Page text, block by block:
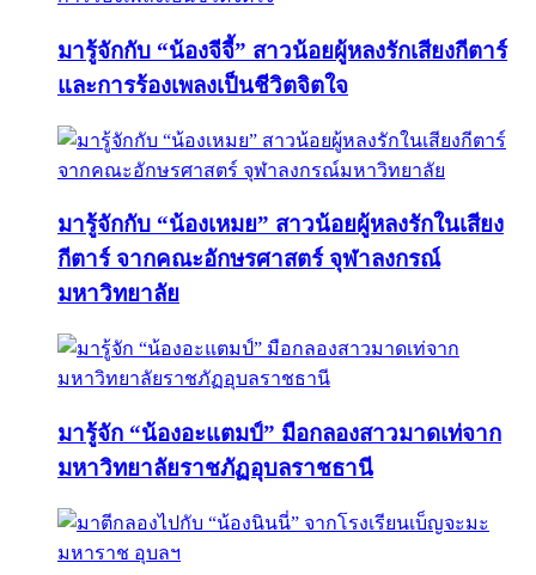
มารู้จักกับ “น้องจีจี้” สาวน้อยผู้หลงรักเสียงกีตาร์
และการร้องเพลงเป็นชีวิตจิตใจ
มารู้จักกับ “น้องเหมย” สาวน้อยผู้หลงรักในเสียง
กีตาร์ จากคณะอักษรศาสตร์ จุฬาลงกรณ์
มหาวิทยาลัย
มารู้จัก “น้องอะแตมป์” มือกลองสาวมาดเท่จาก
มหาวิทยาลัยราชภัฏอุบลราชธานี